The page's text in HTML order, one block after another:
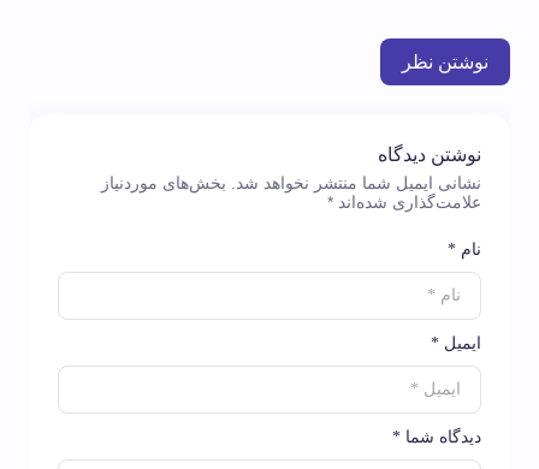
نوشتن نظر
نوشتن دیدگاه
نشانی ایمیل شما منتشر نخواهد شد.
بخش‌های موردنیاز
علامت‌گذاری شده‌اند *
دیدگاه شما *
نام *
ایمیل *